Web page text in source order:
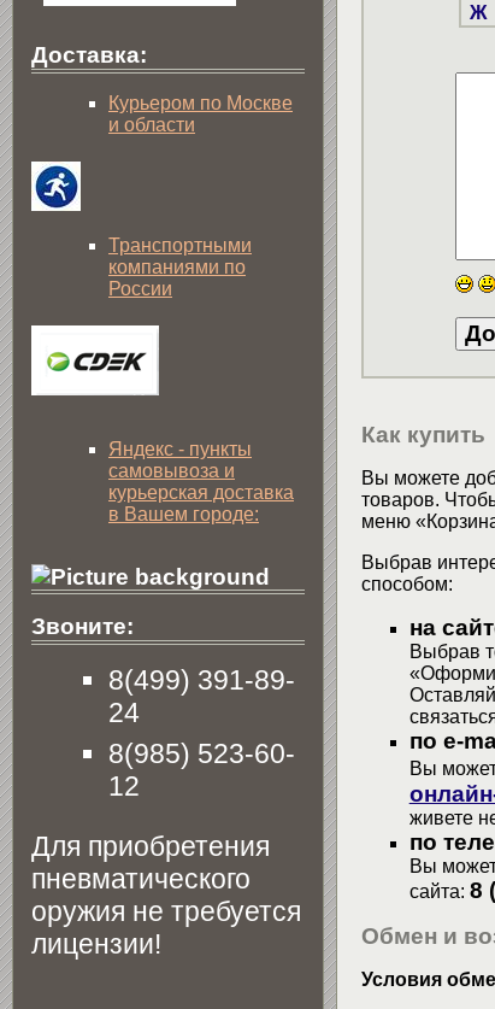
Ж
Как купить
Вы можете
товаров.
меню
Выбрав
способом:
на
Выбрав
по e-
Вы
живете
по
Вы
сайта: 8
Обмен и
Условия
Доставка:
Курьером по Москве
и области
Транспортными
компаниями по
России
Яндекс - пункты
самовывоза и
курьерская доставка
в Вашем городе:
Звоните:
8(499) 391-89-
24
8(985) 523-60-
12
Для приобретения
пневматического
оружия не требуется
лицензии!